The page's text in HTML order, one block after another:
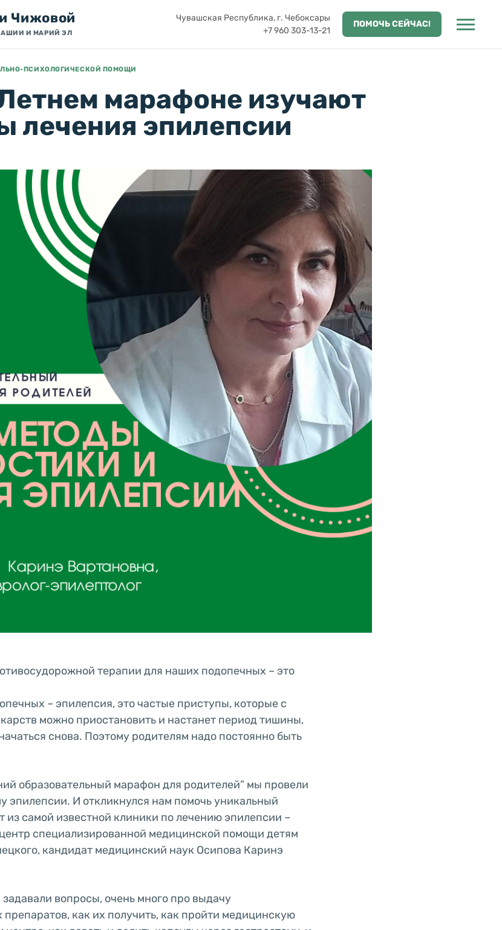
Чижовой
И МАРИЙ ЭЛ
Чувашская Республика, г. Чебоксары
+7 960 303-13-21
ПОМОЧЬ СЕЙЧАС!
ПСИХОЛОГИЧЕСКОЙ ПОМОЩИ
марафоне изучают
лечения эпилепсии
терапии для наших подопечных – это
– эпилепсия, это частые приступы, которые с
можно приостановить и настанет период тишины,
снова. Поэтому родителям надо постоянно быть
образовательный марафон для родителей” мы провели
эпилепсии. И откликнулся нам помочь уникальный
из самой известной клиники по лечению эпилепсии –
специализированной медицинской помощи детям
кандидат медицинский наук Осипова Каринэ
вопросы, очень много про выдачу
как их получить, как пройти медицинскую